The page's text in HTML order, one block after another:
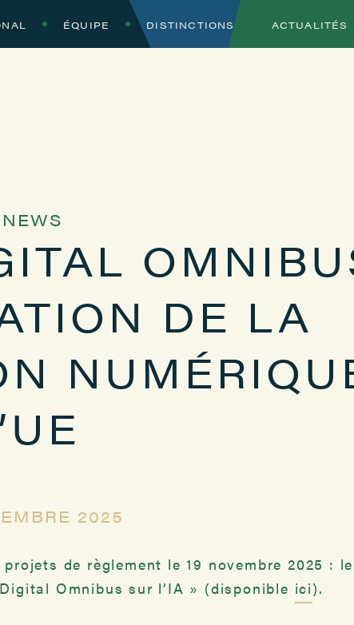
ÉQUIPE DISTINCTIONS ACTUALITÉS
NEWS
DE LA
2025
de règlement le 19 novembre 2025 :
Omnibus sur l’IA » (disponible ici).